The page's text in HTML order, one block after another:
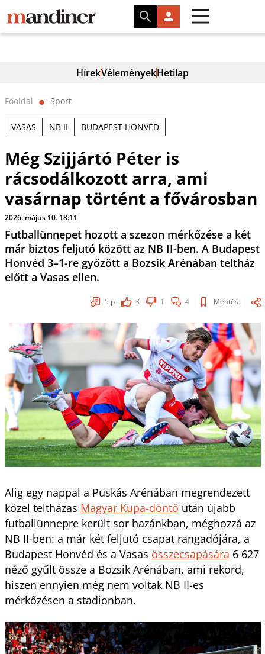
HírekVéleményekHetilap
Főoldal ⬤ Sport
VASAS NB II BUDAPEST HONVÉD
Még Szijjártó Péter is
rácsodálkozott arra, ami
vasárnap történt a fővárosban
2026. május 10. 18:11
Futballünnepet hozott a szezon mérkőzése a két
már biztos feljutó között az NB II-ben. A Budapest
Honvéd 3–1-re győzött a Bozsik Arénában teltház
előtt a Vasas ellen.
5 p 3 1 4 Mentés
Alig egy nappal a Puskás Arénában megrendezett
közel teltházas Magyar Kupa-döntő után újabb
futballünnepre került sor hazánkban, méghozzá az
NB II-ben: a már két feljutó csapat rangadójára, a
Budapest Honvéd és a Vasas összecsapására 6 627
néző gyűlt össze a Bozsik Arénában, ami rekord,
hiszen ennyien még nem voltak NB II-es
mérkőzésen a stadionban.